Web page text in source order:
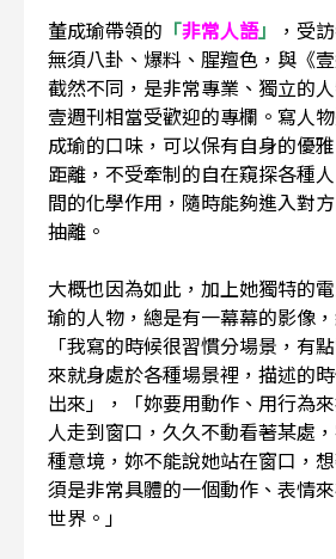
董成瑜帶領的 「非常人語」
，受
無須八卦、爆料、腥羶色，與《
截然不同，是非常專業、獨立的
壹週刊相當受歡迎的專欄。寫人
成瑜的口味，可以保有自身的優
距離，不受牽制的自在窺探各種
間的化學作用，隨時能夠進入對
抽離。
大概也因為如此，加上她獨特的
瑜的人物，總是有一幕幕的影像
「我寫的時候很習慣分場景，有
來就身處於各種場景裡，描述的
出來」，「妳要用動作、用行為
人走到窗口，久久不動看著某處
種意境，妳不能說她站在窗口，
須是非常具體的一個動作、表情
世界。」